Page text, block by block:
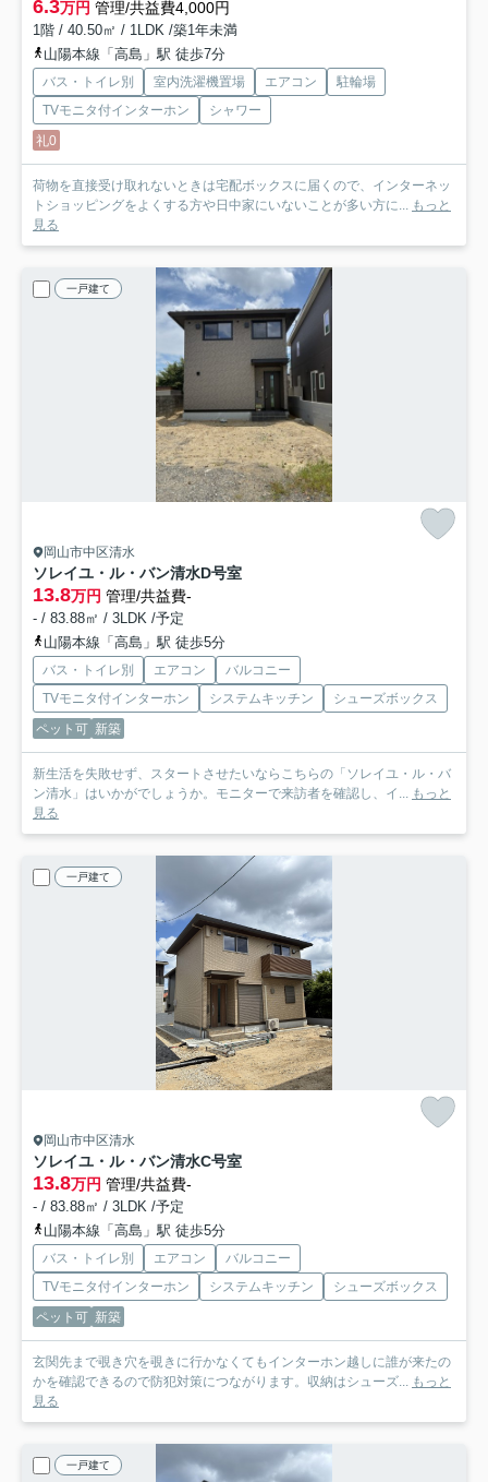
6.3万円 管理/共益費4,000円
1階 / 40.50㎡ / 1LDK /築1年未満
山陽本線「高島」駅 徒歩7分
バス・トイレ別 室内洗濯機置場 エアコン
駐輪場
TVモニタ付インターホン
シャワー
礼0
荷物を直接受け取れないときは宅配ボックスに届くので、インターネッ
トショッピングをよくする方や日中家にいないことが多い方に... もっと
見る
一戸建て
岡山市中区清水
ソレイユ・ル・バン清水D号室
13.8万円 管理/共益費-
- / 83.88㎡ / 3LDK /予定
山陽本線「高島」駅 徒歩5分
バス・トイレ別 エアコン
バルコニー
TVモニタ付インターホン
システムキッチン
シューズボックス
ペット可 新築
新生活を失敗せず、スタートさせたいならこちらの「ソレイユ・ル・バ
ン清水」はいかがでしょうか。モニターで来訪者を確認し、イ... もっと
見る
一戸建て
岡山市中区清水
ソレイユ・ル・バン清水C号室
13.8万円 管理/共益費-
- / 83.88㎡ / 3LDK /予定
山陽本線「高島」駅 徒歩5分
バス・トイレ別 エアコン
バルコニー
TVモニタ付インターホン
システムキッチン
シューズボックス
ペット可 新築
玄関先まで覗き穴を覗きに行かなくてもインターホン越しに誰が来たの
かを確認できるので防犯対策につながります。収納はシューズ... もっと
見る
一戸建て